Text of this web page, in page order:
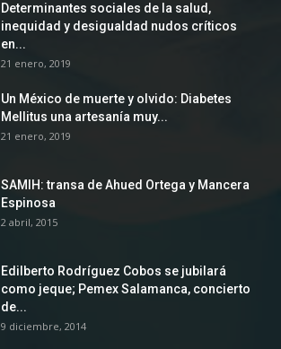
Determinantes sociales de la salud,
inequidad y desigualdad nudos críticos
en...
21 enero, 2019
Un México de muerte y olvido: Diabetes
Mellitus una artesanía muy...
21 enero, 2019
SAMIH: transa de Ahued Ortega y Mancera
Espinosa
2 abril, 2015
Edilberto Rodríguez Cobos se jubilará
como jeque; Pemex Salamanca, concierto
de...
9 diciembre, 2014